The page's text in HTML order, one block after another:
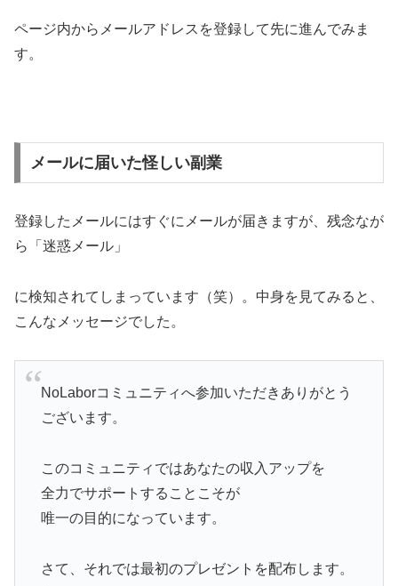
ページ内からメールアドレスを登録して先に進んでみま
す。
メールに届いた怪しい副業
登録したメールにはすぐにメールが届きますが、残念なが
ら「迷惑メール」
に検知されてしまっています（笑）。中身を見てみると、
こんなメッセージでした。
NoLaborコミュニティへ参加いただきありがとう
ございます。
このコミュニティではあなたの収入アップを
全力でサポートすることこそが
唯一の目的になっています。
さて、それでは最初のプレゼントを配布します。